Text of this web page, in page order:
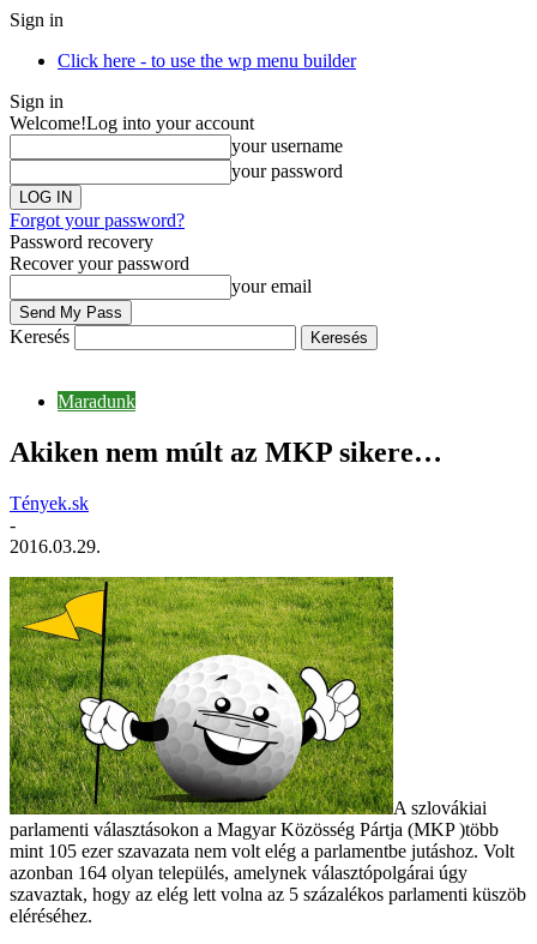
Sign in
Click here - to use the wp menu builder
Sign in
Welcome!Log into your account
your username
your password
Forgot your password?
Password recovery
Recover your password
your email
Keresés
Maradunk
Akiken nem múlt az MKP sikere…
Tények.sk
-
2016.03.29.
A szlovákiai
parlamenti választásokon a Magyar Közösség Pártja (MKP )több
mint 105 ezer szavazata nem volt elég a parlamentbe jutáshoz. Volt
azonban 164 olyan település, amelynek választópolgárai úgy
szavaztak, hogy az elég lett volna az 5 százalékos parlamenti küszöb
eléréséhez.